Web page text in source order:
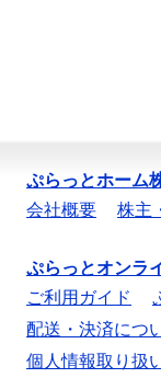
ぷらっとホーム
会社概要
株主
ぷらっとオンラ
ご利用ガイド
配送・決済につ
個人情報取り扱